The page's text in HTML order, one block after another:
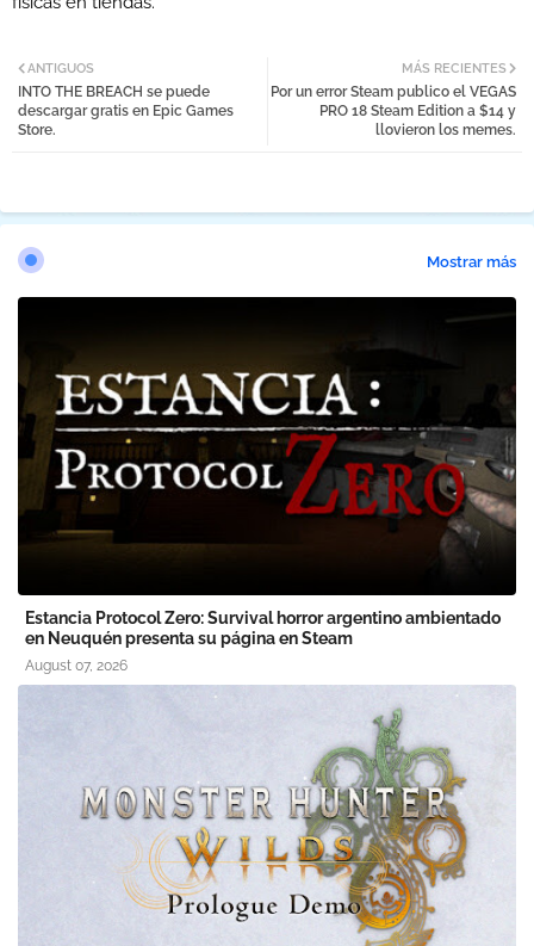
MÁS RECIENTES
Por un error Steam publico el VEGAS
PRO 18 Steam Edition a $14 y
llovieron los memes.
ANTIGUOS
INTO THE BREACH se puede
descargar gratis en Epic Games
Store.
Mostrar más
Estancia Protocol Zero: Survival horror argentino ambientado
en Neuquén presenta su página en Steam
August 07, 2026